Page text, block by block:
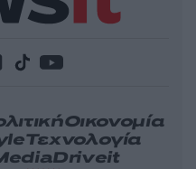
Οικονομία
Τεχνολογία
Driveit